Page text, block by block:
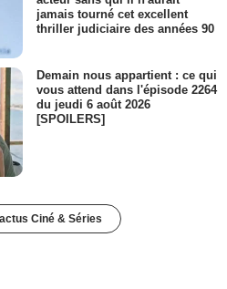
jamais tourné cet excellent
thriller judiciaire des années 90
Demain nous appartient : ce qui
vous attend dans l'épisode 2264
du jeudi 6 août 2026
[SPOILERS]
Ciné & Séries